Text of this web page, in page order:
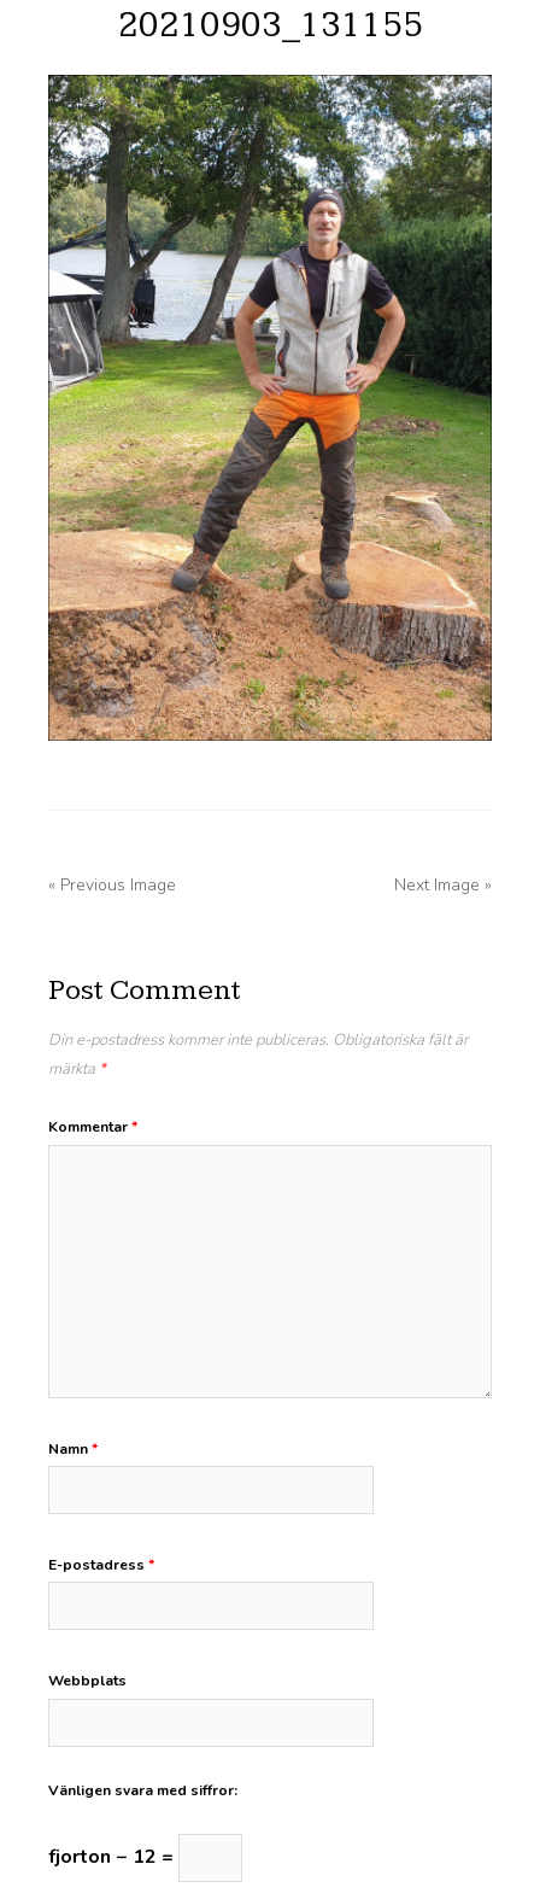
20210903_131155
« Previous Image Next Image »
Post Comment
Din e-postadress kommer inte publiceras. Obligatoriska fält är
märkta *
Kommentar*
Namn*
E-postadress *
Webbplats
Vänligen svara med siffror:
fjorton − 12 =